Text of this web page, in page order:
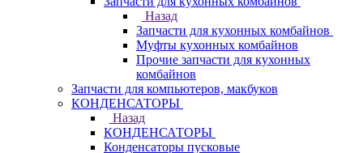
Назад
Запчасти для кухонных комбайнов
Муфты кухонных комбайнов
Прочие запчасти для кухонных
комбайнов
Запчасти для компьютеров, макбуков
КОНДЕНСАТОРЫ
Назад
КОНДЕНСАТОРЫ
Конденсаторы пусковые